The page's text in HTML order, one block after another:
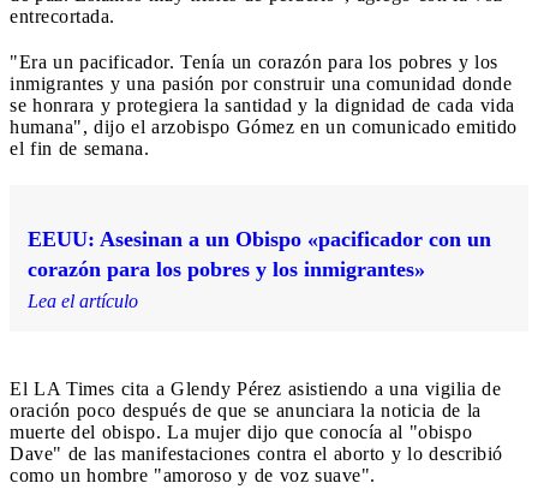
entrecortada.
"Era un pacificador. Tenía un corazón para los pobres y los
inmigrantes y una pasión por construir una comunidad donde
se honrara y protegiera la santidad y la dignidad de cada vida
humana", dijo el arzobispo Gómez en un comunicado emitido
el fin de semana.
EEUU: Asesinan a un Obispo «pacificador con un
corazón para los pobres y los inmigrantes»
Lea el artículo
El LA Times cita a Glendy Pérez asistiendo a una vigilia de
oración poco después de que se anunciara la noticia de la
muerte del obispo. La mujer dijo que conocía al "obispo
Dave" de las manifestaciones contra el aborto y lo describió
como un hombre "amoroso y de voz suave".